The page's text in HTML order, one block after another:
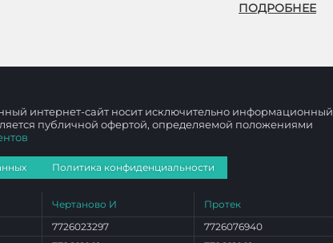
ПОДРОБНЕЕ
интернет-сайт носит исключительно информационный
публичной офертой, определяемой положениями
Политика конфиденциальности
Чертаново И
7726023297
Протек
7726076940